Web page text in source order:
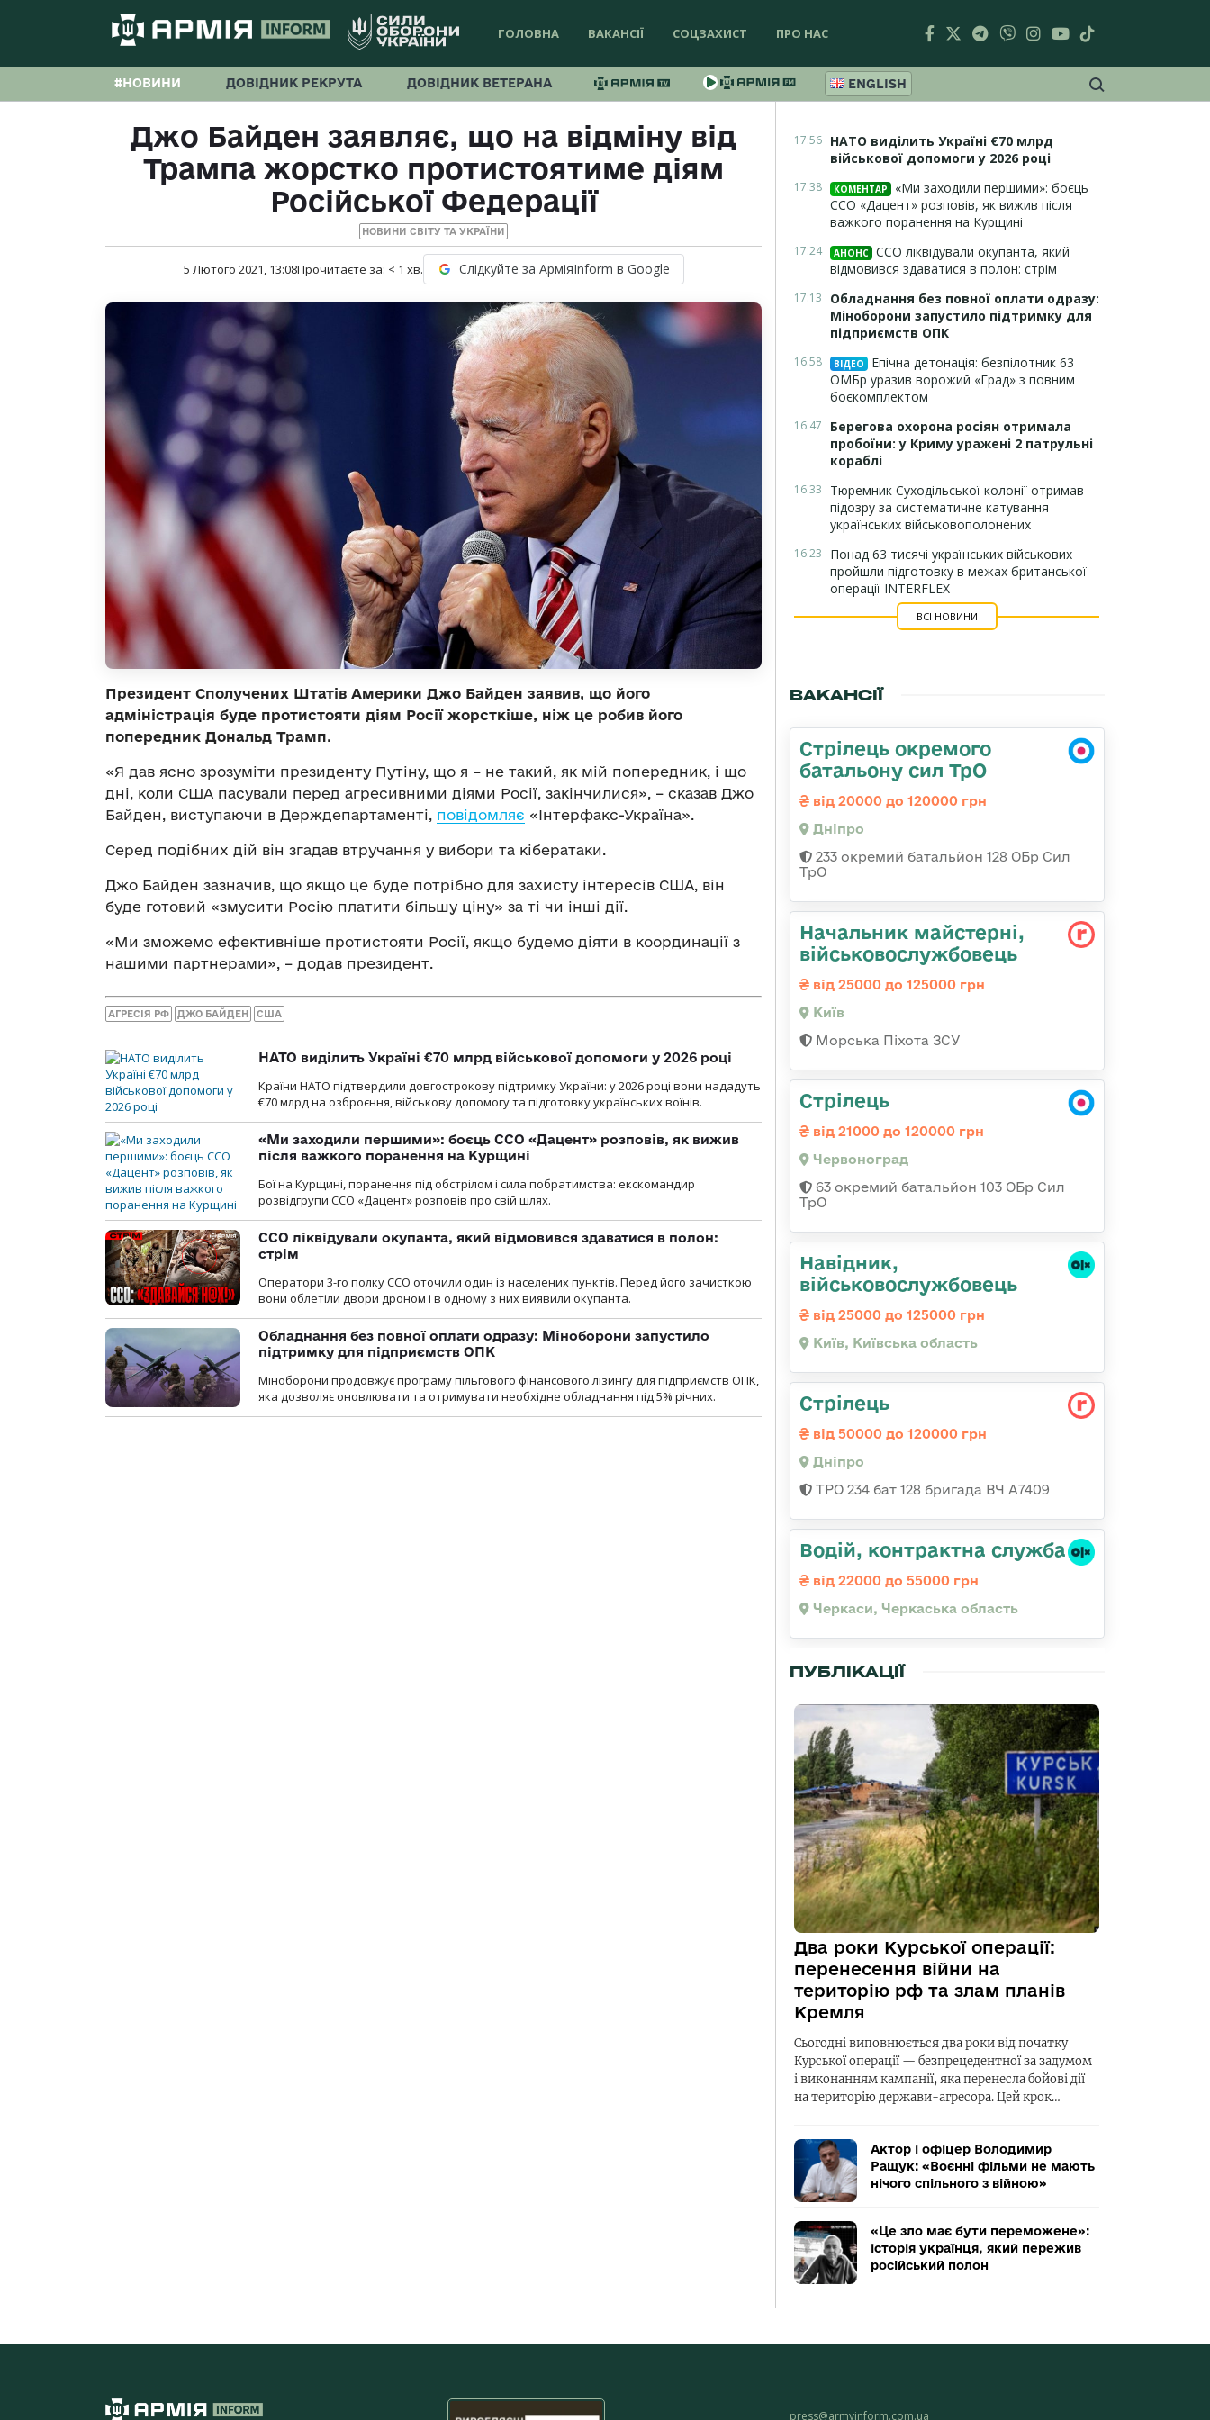
ГОЛОВНА ВАКАНСІЇ СОЦЗАХИСТ ПРО НАС
#НОВИНИ ДОВІДНИК РЕКРУТА ДОВІДНИК ВЕТЕРАНА ENGLISH
Джо Байден заявляє, що на відміну від
Трампа жорстко протистоятиме діям
Російської Федерації
НОВИНИ СВІТУ ТА УКРАЇНИ
5 Лютого 2021, 13:08Прочитаєте за: < 1 хв. Слідкуйте за АрміяInform в Google
Президент Сполучених Штатів Америки Джо Байден заявив, що його
адміністрація буде протистояти діям Росії жорсткіше, ніж це робив його
попередник Дональд Трамп.
«Я дав ясно зрозуміти президенту Путіну, що я – не такий, як мій попередник, і що
дні, коли США пасували перед агресивними діями Росії, закінчилися», – сказав Джо
Байден, виступаючи в Держдепартаменті, повідомляє «Інтерфакс-Україна».
Серед подібних дій він згадав втручання у вибори та кібератаки.
Джо Байден зазначив, що якщо це буде потрібно для захисту інтересів США, він
буде готовий «змусити Росію платити більшу ціну» за ті чи інші дії.
«Ми зможемо ефективніше протистояти Росії, якщо будемо діяти в координації з
нашими партнерами», – додав президент.
АГРЕСІЯ РФ ДЖО БАЙДЕН США
НАТО виділить Україні €70 млрд військової допомоги у 2026 році
Країни НАТО підтвердили довгострокову підтримку України: у 2026 році вони нададуть
€70 млрд на озброєння, військову допомогу та підготовку українських воїнів.
«Ми заходили першими»: боєць ССО «Дацент» розповів, як вижив
після важкого поранення на Курщині
Бої на Курщині, поранення під обстрілом і сила побратимства: екскомандир
розвідгрупи ССО «Дацент» розповів про свій шлях.
ССО ліквідували окупанта, який відмовився здаватися в полон:
стрім
Оператори 3-го полку ССО оточили один із населених пунктів. Перед його зачисткою
вони облетіли двори дроном і в одному з них виявили окупанта.
Обладнання без повної оплати одразу: Міноборони запустило
підтримку для підприємств ОПК
Міноборони продовжує програму пільгового фінансового лізингу для підприємств ОПК,
яка дозволяє оновлювати та отримувати необхідне обладнання під 5% річних.
17:56 НАТО виділить Україні €70 млрд
військової допомоги у 2026 році
17:38 КОМЕНТАР
«Ми заходили першими»: боєць
ССО «Дацент» розповів, як вижив після
важкого поранення на Курщині
17:24 АНОНС ССО ліквідували окупанта, який
відмовився здаватися в полон: стрім
17:13
Обладнання без повної оплати одразу:
Міноборони запустило підтримку для
підприємств ОПК
16:58 ВІДЕО
Епічна детонація: безпілотник 63
ОМБр уразив ворожий «Град» з повним
боєкомплектом
16:47
Берегова охорона росіян отримала
пробоїни: у Криму уражені 2 патрульні
кораблі
16:33
Тюремник Суходільської колонії отримав
підозру за систематичне катування
українських військовополонених
16:23
Понад 63 тисячі українських військових
пройшли підготовку в межах британської
операції INTERFLEX
ВСІ НОВИНИ
ВАКАНСІЇ
Стрілець окремого
батальону сил ТрО
від 20000 до 120000 грн
Дніпро
233 окремий батальйон 128 ОБр Сил
ТрО
Начальник майстерні,
військовослужбовець
від 25000 до 125000 грн
Київ
Морська Піхота ЗСУ
Стрілець
від 21000 до 120000 грн
Червоноград
63 окремий батальйон 103 ОБр Сил
ТрО
Навідник,
військовослужбовець
від 25000 до 125000 грн
Київ, Київська область
Стрілець
від 50000 до 120000 грн
Дніпро
ТРО 234 бат 128 бригада ВЧ А7409
Водій, контрактна служба
від 22000 до 55000 грн
Черкаси, Черкаська область
ПУБЛІКАЦІЇ
Два роки Курської операції:
перенесення війни на
територію рф та злам планів
Кремля
Сьогодні виповнюється два роки від початку
Курської операції — безпрецедентної за задумом
і виконанням кампанії, яка перенесла бойові дії
на територію держави-агресора. Цей крок…
Актор і офіцер Володимир
Ращук: «Воєнні фільми не мають
нічого спільного з війною»
«Це зло має бути переможене»:
історія українця, який пережив
російський полон
press@armyinform.com.ua